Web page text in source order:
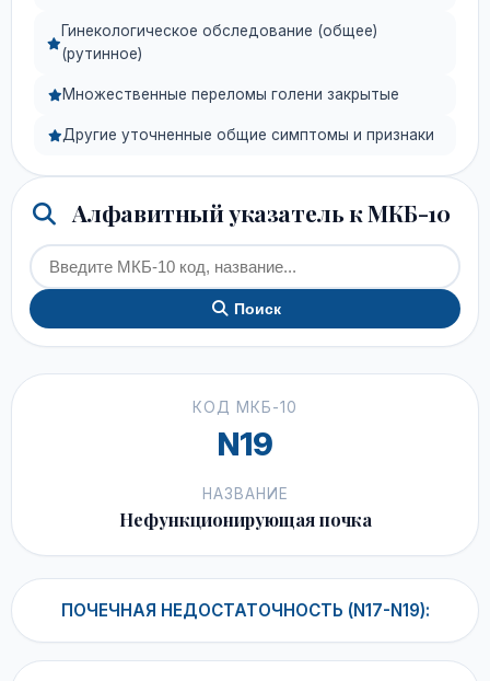
Гинекологическое обследование (общее)
(рутинное)
Множественные переломы голени закрытые
Другие уточненные общие симптомы и признаки
Алфавитный указатель к МКБ-10
Поиск
КОД МКБ-10
N19
НАЗВАНИЕ
Нефункционирующая почка
ПОЧЕЧНАЯ НЕДОСТАТОЧНОСТЬ (N17-N19):